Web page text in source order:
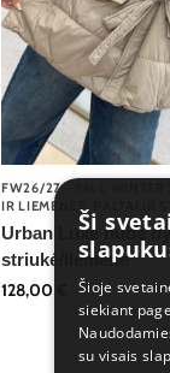
FW26/27 - FALL WINTER
IR LIEMENĖS,
Urban Luxe nude
striukė/liemenė
128,00
Ši
Šioje
siekiant
su visais